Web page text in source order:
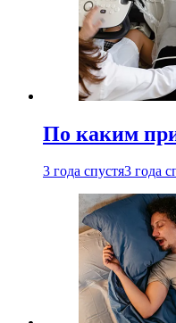
По каким
3 года спустя3 года